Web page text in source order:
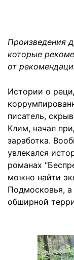
Произведения
которые
от
Истории о
писатель,
Клим, начал
заработка.
увлекался
романах
можно найти
Подмосковья, а
обширной